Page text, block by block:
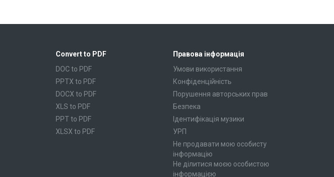
Convert to PDF
DOC to PDF
PPTX to PDF
DOCX to PDF
XLS to PDF
PPT to PDF
XLSX to PDF
Правова інформація
Умови використання
Конфіденційність
Порушення авторських прав
Безпека
Ідентифікація музики
УРП
Не продавати мою особисту
інформацію
Не ділитися моєю особистою
інформацією